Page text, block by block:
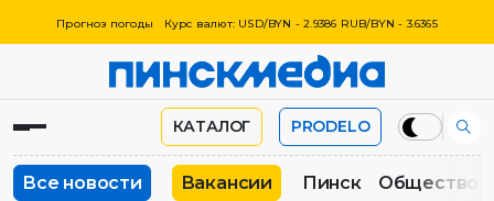
Прогноз погоды Курс валют: USD/BYN - 2.9386 RUB/BYN - 3.6365
КАТАЛОГ PRODELO
Все новости Вакансии Пинск Общество